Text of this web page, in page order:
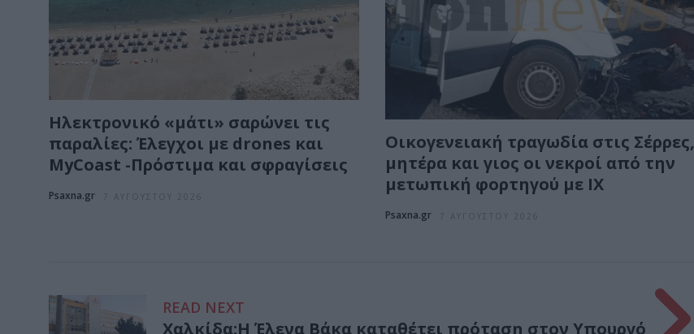
Ηλεκτρονικό «μάτι» σαρώνει τις
παραλίες: Έλεγχοι με drones και
MyCoast -Πρόστιμα και σφραγίσεις
Psaxna.gr 7 ΑΥΓΟΎΣΤΟΥ 2026
Οικογενειακή τραγωδία στις Σέρρες,
μητέρα και γιος οι νεκροί από την
μετωπική φορτηγού με ΙΧ
Psaxna.gr 7 ΑΥΓΟΎΣΤΟΥ 2026
READ NEXT
Χαλκίδα:Η Έλενα Βάκα καταθέτει πρόταση στον Υπουργό